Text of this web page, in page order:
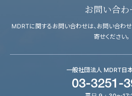
お問い合わ
MDRTに関するお問い合わせは、お問い合わ
寄せください。
一般社団法人 MDRT日
03-3251-